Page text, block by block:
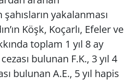
yakalanması
Köşk, Koçarlı, Efeler ve
toplam 1 yıl 8 ay
bulunan F.K., 3 yıl 4
bulunan A.E., 5 yıl hapis